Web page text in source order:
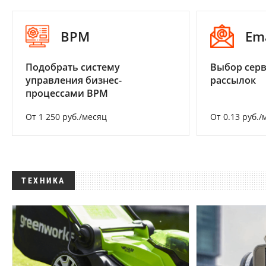
BPM
Подобрать систему
управления бизнес-
процессами BPM
От 1 250 руб./месяц
Выбор
рассылок
От 0.13 руб./
ТЕХНИКА